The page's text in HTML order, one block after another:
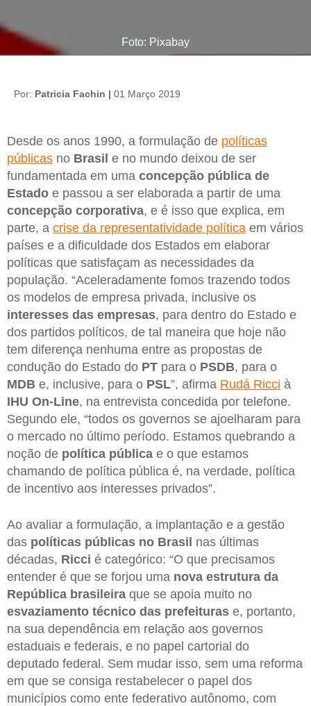
Foto: Pixabay
Por: Patricia Fachin | 01 Março 2019
Desde os anos 1990, a formulação de políticas
públicas no Brasil e no mundo deixou de ser
fundamentada em uma concepção pública de
Estado e passou a ser elaborada a partir de uma
concepção corporativa, e é isso que explica, em
parte, a crise da representatividade política em vários
países e a dificuldade dos Estados em elaborar
políticas que satisfaçam as necessidades da
população. “Aceleradamente fomos trazendo todos
os modelos de empresa privada, inclusive os
interesses das empresas, para dentro do Estado e
dos partidos políticos, de tal maneira que hoje não
tem diferença nenhuma entre as propostas de
condução do Estado do PT para o PSDB, para o
MDB e, inclusive, para o PSL”, afirma Rudá Ricci à
IHU On-Line, na entrevista concedida por telefone.
Segundo ele, “todos os governos se ajoelharam para
o mercado no último período. Estamos quebrando a
noção de política pública e o que estamos
chamando de política pública é, na verdade, política
de incentivo aos interesses privados”.
Ao avaliar a formulação, a implantação e a gestão
das políticas públicas no Brasil nas últimas
décadas, Ricci é categórico: “O que precisamos
entender é que se forjou uma nova estrutura da
República brasileira que se apoia muito no
esvaziamento técnico das prefeituras e, portanto,
na sua dependência em relação aos governos
estaduais e federais, e no papel cartorial do
deputado federal. Sem mudar isso, sem uma reforma
em que se consiga restabelecer o papel dos
municípios como ente federativo autônomo, com